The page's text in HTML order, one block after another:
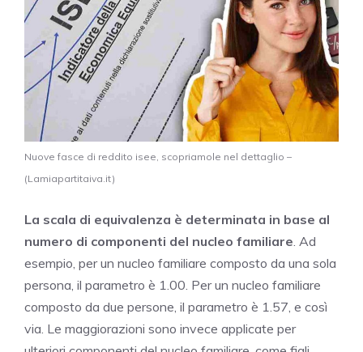
Nuove fasce di reddito isee, scopriamole nel dettaglio –
(Lamiapartitaiva.it)
La scala di equivalenza è determinata in base al
numero di componenti del nucleo familiare. Ad
esempio, per un nucleo familiare composto da una sola
persona, il parametro è 1.00. Per un nucleo familiare
composto da due persone, il parametro è 1.57, e così
via. Le maggiorazioni sono invece applicate per